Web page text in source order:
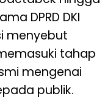
DPRD DKI
menyebut
tahap
mengenai
publik.